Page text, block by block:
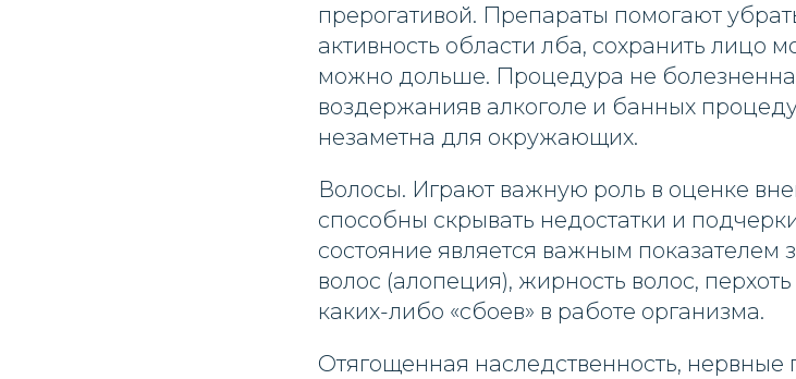
прерогативой. Препараты помогают
активность области лба, сохранить лицо
можно дольше. Процедура не
воздержанияв алкоголе и банных
незаметна для окружающих.
Волосы. Играют важную роль в оценке
способны скрывать недостатки и
состояние является важным показателем
волос (алопеция), жирность волос,
каких-либо «сбоев» в работе организма.
Отягощенная наследственность, нервные